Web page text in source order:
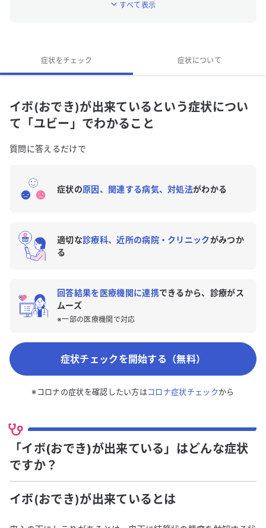
すべて表示
症状をチェック 症状について
イボ(おでき)が出来ているという症状につい
て「ユビー」でわかること
質問に答えるだけで
症状の原因、関連する病気、対処法がわかる
適切な診療科、近所の病院・クリニックがみつか
る
回答結果を医療機関に連携できるから、診療がス
ムーズ
※一部の医療機関で対応
症状チェックを開始する（無料）
※コロナの症状を確認したい方はコロナ症状チェックから
「イボ(おでき)が出来ている」はどんな症状
ですか？
イボ(おでき)が出来ている とは